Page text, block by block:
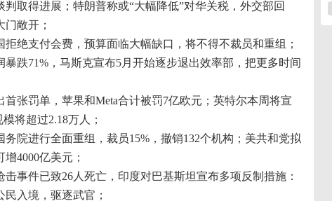
判取得进展；特朗普称或“大幅降低”对华关税，外交部回
敞开；
拒绝支付会费，预算面临大幅缺口，将不得不裁员和重组；
暴跌71%，马斯克宣布5月开始逐步退出效率部，把更多时间
首张罚单，苹果和Meta合计被罚7亿欧元；英特尔本周将宣
将超过2.18万人；
务院进行全面重组，裁员15%，撤销132个机构；美共和党拟
4000亿美元；
事件已致26人死亡，印度对巴基斯坦宣布多项反制措施：
入境，驱逐武官；